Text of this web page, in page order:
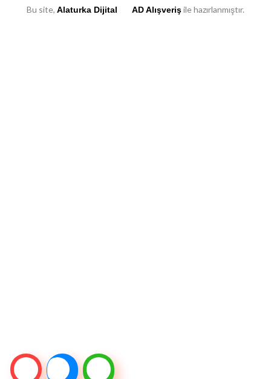
Bu site,Alaturka Dijital AD Alışverişile hazırlanmıştır.